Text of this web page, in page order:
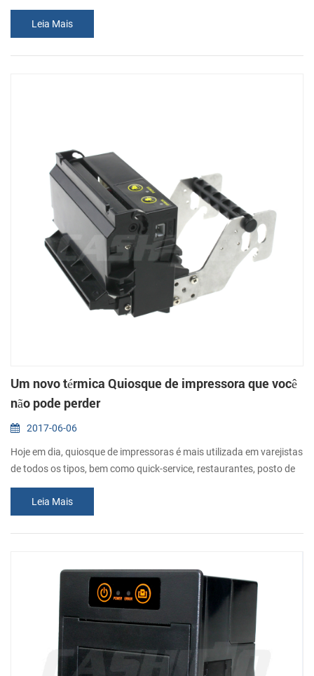
quiosque de aplicações, tais como caixas eletrônicos, parque de
estacionamento máquinas de pagamento, etc. Para atender a
diversas necessidades, estamos sempre pesquisando e
desenvolvendo diferentes tipos de quiosque de impressoras para
Leia Mais
Um novo térmica Quiosque de impressora que você
não pode perder
2017-06-06
Hoje em dia, quiosque de impressoras é mais utilizada em varejistas
de todos os tipos, bem como quick-service, restaurantes, posto de
gasolina, casinos, bancos e telecomunicações empresas, etc. Para
atender a diferentes tipos de requisito, CASHINO é sempre
aquisição e desenvolvimento de quiosque de impressoras para
todos os clientes. Hoje, eu gostaria de apresentar a vocês um novo
Leia Mais